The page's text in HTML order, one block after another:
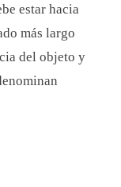
estar hacia
más largo
del objeto y